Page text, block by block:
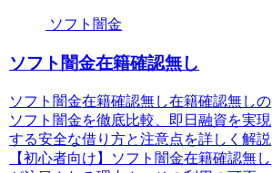
ソフト闇金
ソフト闇金在籍確認無し
ソフト闇金在籍確認無し在籍確認無しの
ソフト闇金を徹底比較、即日融資を実現
する安全な借り方と注意点を詳しく解説
【初心者向け】ソフト闇金在籍確認無し